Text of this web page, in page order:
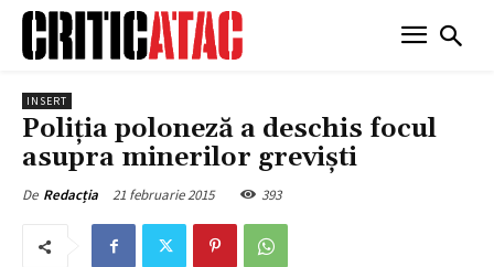
INSERT
Poliția poloneză a deschis focul
asupra minerilor greviști
De Redacția 21 februarie 2015 393